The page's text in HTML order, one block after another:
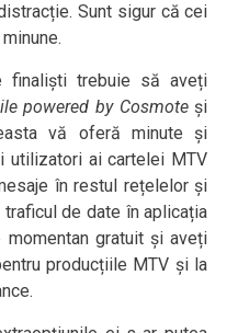
Sunt sigur că cei
finaliști trebuie să aveți
powered by Cosmoteși
vă oferă minute și
utilizatori ai cartelei MTV
în restul rețelelor și
de date în aplicația
momentan gratuit și aveți
producțiile MTV și la